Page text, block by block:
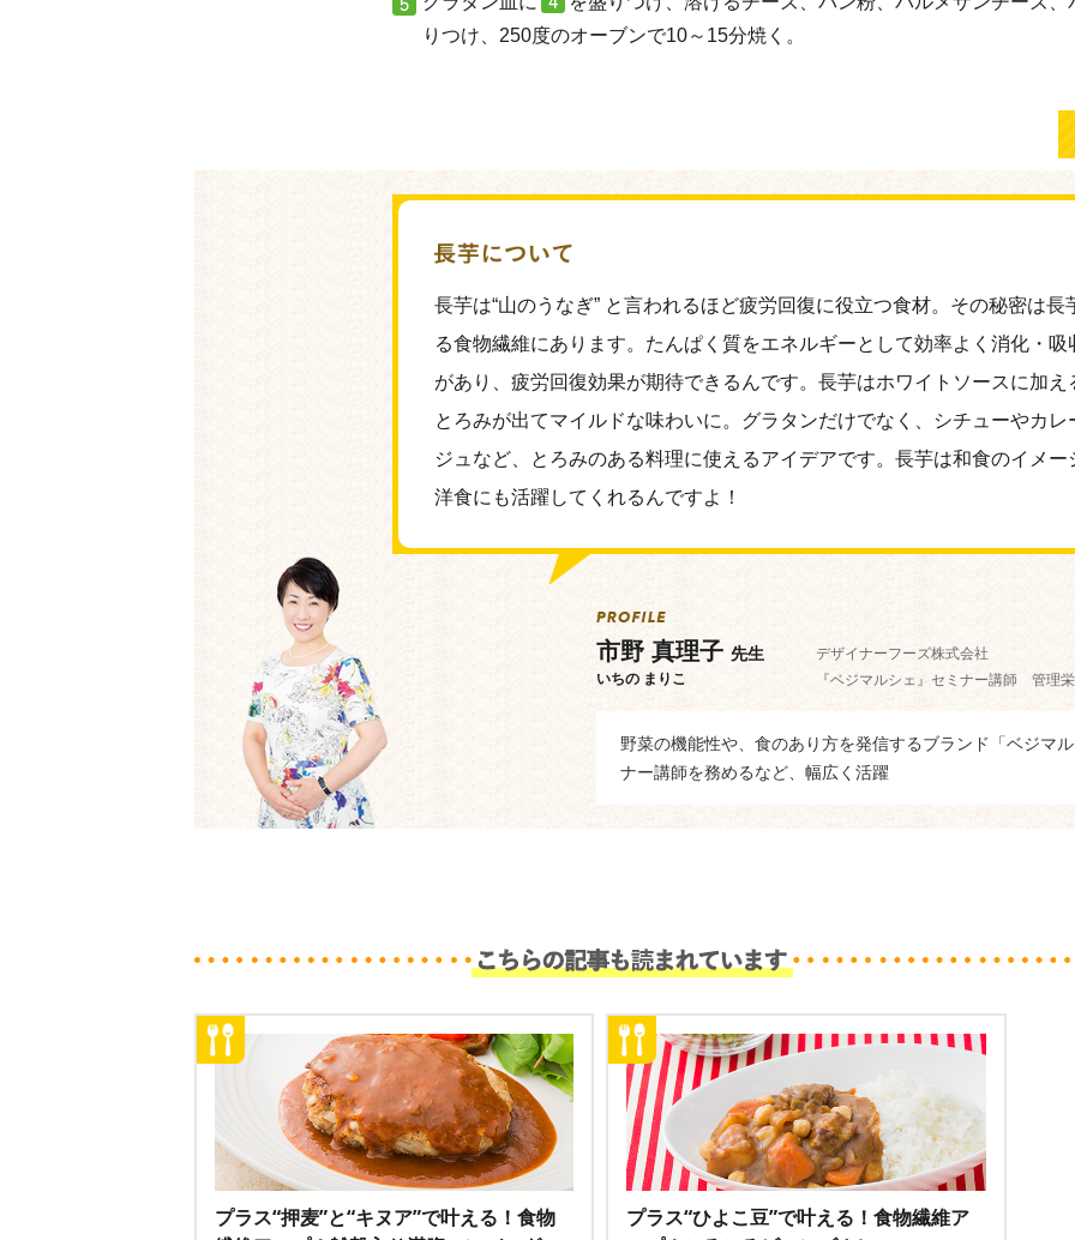
りつけ、250度のオーブンで10～15分焼く。
長芋は“山のうなぎ” と言われるほど疲労回復に役立つ食材。その秘密は長
る食物繊維にあります。たんぱく質をエネルギーとして効率よく消化・吸
があり、疲労回復効果が期待できるんです。長芋はホワイトソースに加え
とろみが出てマイルドな味わいに。グラタンだけでなく、シチューやカレ
ジュなど、とろみのある料理に使えるアイデアです。長芋は和食のイメー
洋食にも活躍してくれるんですよ！
市野 真理子 先生
いちの まりこ
デザイナーフーズ株式会社
『ベジマルシェ』セミナー講師 管理
野菜の機能性や、食のあり方を発信するブランド「ベジマ
ナー講師を務めるなど、幅広く活躍
プラス“押麦”と“キヌア”で叶える！食物
プラス“ひよこ豆”で叶える！食物繊維ア